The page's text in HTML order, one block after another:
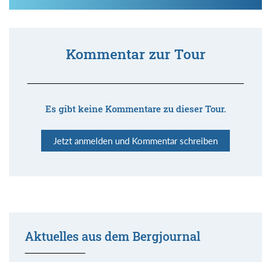
Kommentar zur Tour
Es gibt keine Kommentare zu dieser Tour.
Jetzt anmelden und Kommentar schreiben
Aktuelles aus dem Bergjournal